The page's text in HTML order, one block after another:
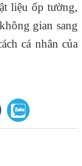
liệu ốp tường,
gian sang
cá nhân của